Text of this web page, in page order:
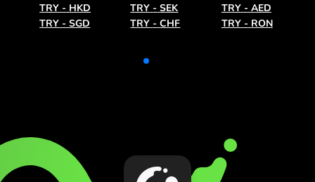
TRY - HKD TRY - SEK TRY - AED
TRY - SGD TRY - CHF TRY - RON